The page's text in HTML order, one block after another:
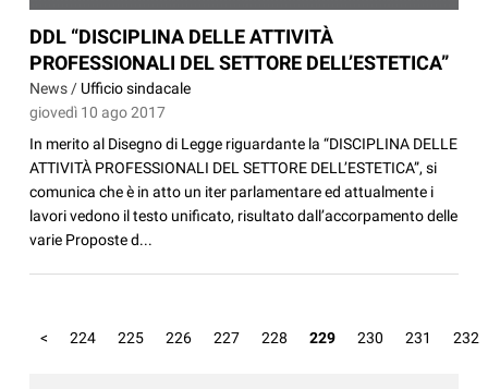
DDL “DISCIPLINA DELLE ATTIVITÀ
PROFESSIONALI DEL SETTORE DELL’ESTETICA”
News / Ufficio sindacale
giovedì 10 ago 2017
In merito al Disegno di Legge riguardante la “DISCIPLINA DELLE
ATTIVITÀ PROFESSIONALI DEL SETTORE DELL’ESTETICA”, si
comunica che è in atto un iter parlamentare ed attualmente i
lavori vedono il testo unificato, risultato dall’accorpamento delle
varie Proposte d...
< 224 225 226 227 228 229 230 231 232